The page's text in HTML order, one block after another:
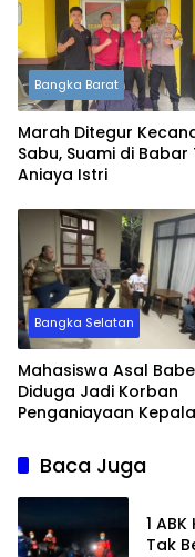
Bangka Barat
Marah Ditegur
Sabu, Suami di Babar
Aniaya Istri
Bangka Selatan
Mahasiswa Asal
Diduga Jadi Korban
Penganiayaan Kepala
Baca Juga
1
Tak